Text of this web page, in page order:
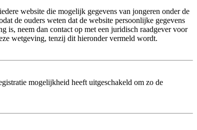
website die mogelijk gegevens van jongeren onder de
de ouders weten dat de website persoonlijke gegevens
is, neem dan contact op met een juridisch raadgever voor
wetgeving, tenzij dit hieronder vermeld wordt.
mogelijkheid heeft uitgeschakeld om zo de